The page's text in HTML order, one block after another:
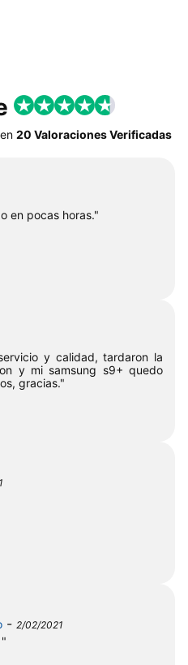
20 Valoraciones Verificadas
en pocas horas."
y calidad, tardaron la
y mi samsung s9+ quedo
gracias."
- 2/02/2021